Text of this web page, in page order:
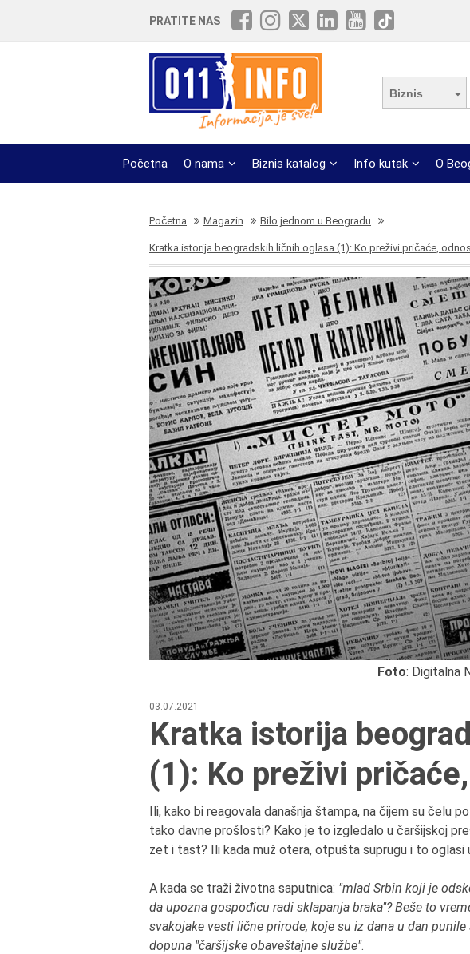
PRATITE NAS
Biznis
Početna O nama Biznis katalog Info kutak O
Početna Magazin Bilo jednom u Beogradu
Kratka istorija beogradskih ličnih oglasa (1): Ko preživi pričaće,
Foto: Digitalna
03.07.2021
Kratka istorija
(1): Ko preživi
Ili, kako bi reagovala današnja štampa, na čijem su čelu
tako davne prošlosti? Kako je to izgledalo u čaršijskoj
zet i tast? Ili kada muž otera, otpušta suprugu i to oglasi
A kada se traži životna saputnica: "mlad Srbin koji je
da upozna gospođicu radi sklapanja braka"? Beše to
svakojake vesti lične prirode, koje su iz dana u dan
dopuna "čaršijske obaveštajne službe".